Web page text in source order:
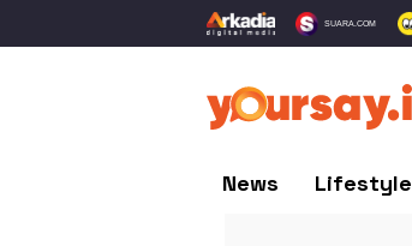
SUARA.COM
News Lifestyle